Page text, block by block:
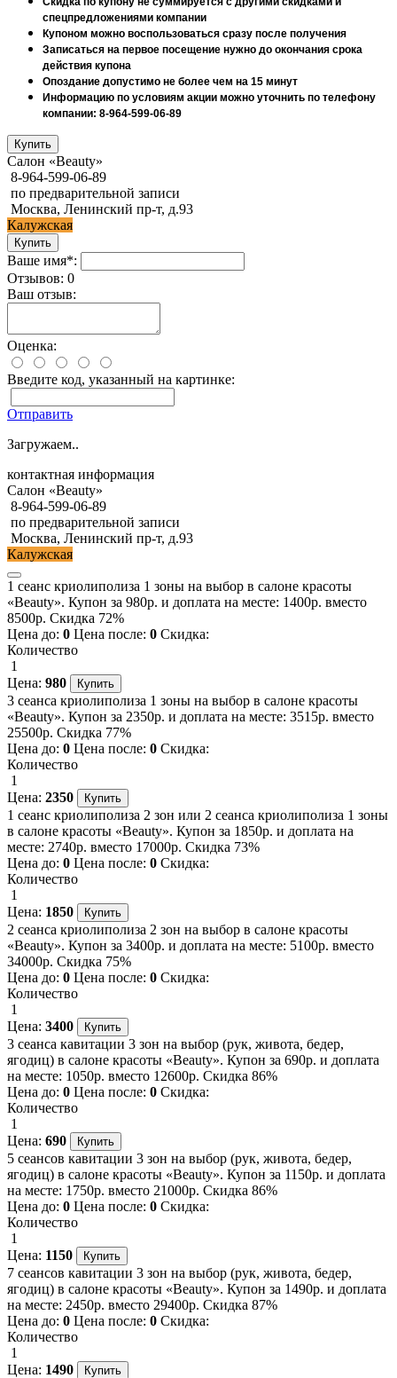
спецпредложениями компании
Купоном можно воспользоваться сразу после получения
Записаться на первое посещение нужно до окончания срока
действия купона
Опоздание допустимо не более чем на 15 минут
Информацию по условиям акции можно уточнить по телефону
компании: 8-964-599-06-89
Салон «Beauty»
8-964-599-06-89
по предварительной записи
Москва, Ленинский пр-т, д.93
Калужская
Ваше имя*:
Отзывов: 0
Ваш отзыв:
Оценка:
Введите код, указанный на картинке:
Отправить
Загружаем..
контактная информация
Салон «Beauty»
8-964-599-06-89
по предварительной записи
Москва, Ленинский пр-т, д.93
Калужская
1 сеанс криолиполиза 1 зоны на выбор в салоне красоты
«Beauty». Купон за 980р. и доплата на месте: 1400р. вместо
8500р. Скидка 72%
Цена до: 0 Цена после: 0 Скидка:
Количество
1
Цена: 980
3 сеанса криолиполиза 1 зоны на выбор в салоне красоты
«Beauty». Купон за 2350р. и доплата на месте: 3515р. вместо
25500р. Скидка 77%
Цена до: 0 Цена после: 0 Скидка:
Количество
1
Цена: 2350
1 сеанс криолиполиза 2 зон или 2 сеанса криолиполиза 1 зоны
в салоне красоты «Beauty». Купон за 1850р. и доплата на
месте: 2740р. вместо 17000р. Скидка 73%
Цена до: 0 Цена после: 0 Скидка:
Количество
1
Цена: 1850
2 сеанса криолиполиза 2 зон на выбор в салоне красоты
«Beauty». Купон за 3400р. и доплата на месте: 5100р. вместо
34000р. Скидка 75%
Цена до: 0 Цена после: 0 Скидка:
Количество
1
Цена: 3400
3 сеанса кавитации 3 зон на выбор (рук, живота, бедер,
ягодиц) в салоне красоты «Beauty». Купон за 690р. и доплата
на месте: 1050р. вместо 12600р. Скидка 86%
Цена до: 0 Цена после: 0 Скидка:
Количество
1
Цена: 690
5 сеансов кавитации 3 зон на выбор (рук, живота, бедер,
ягодиц) в салоне красоты «Beauty». Купон за 1150р. и доплата
на месте: 1750р. вместо 21000р. Скидка 86%
Цена до: 0 Цена после: 0 Скидка:
Количество
1
Цена: 1150
7 сеансов кавитации 3 зон на выбор (рук, живота, бедер,
ягодиц) в салоне красоты «Beauty». Купон за 1490р. и доплата
на месте: 2450р. вместо 29400р. Скидка 87%
Цена до: 0 Цена после: 0 Скидка:
Количество
1
Цена: 1490